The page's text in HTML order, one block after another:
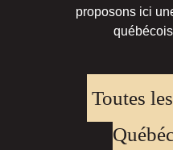
proposons ici
Toutes